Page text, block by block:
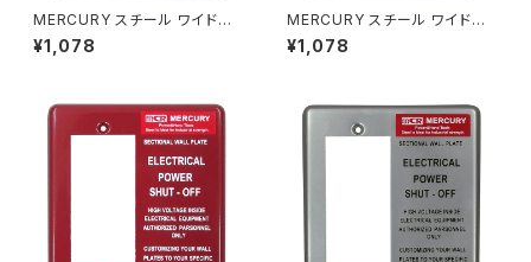
MERCURY スチール ワイドス
イッチプレート ブラック
¥1,078
MERCURY スチール ワイドス
イッチプレート カーキ
¥1,078